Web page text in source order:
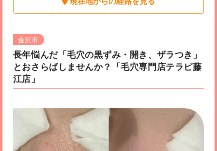
金沢市
長年悩んだ「毛穴の黒ずみ・開き、ザラつき」
とおさらばしませんか？
「毛穴専門店テラピ藤
江店」